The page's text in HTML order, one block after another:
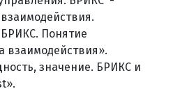
Понятие
взаимодействия».
значение. БРИКС и